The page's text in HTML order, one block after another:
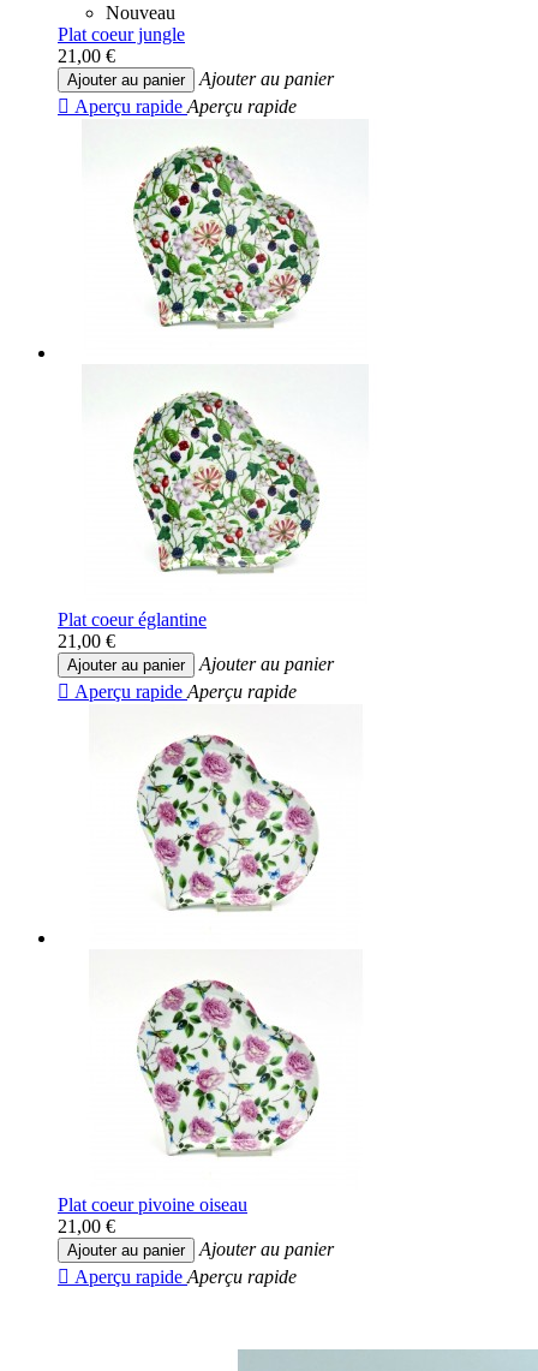
Nouveau
Plat coeur jungle
21,00 €
Ajouter au panier
Ajouter au panier
 Aperçu rapide Aperçu rapide
Plat coeur églantine
21,00 €
Ajouter au panier
Ajouter au panier
 Aperçu rapide Aperçu rapide
Plat coeur pivoine oiseau
21,00 €
Ajouter au panier
Ajouter au panier
 Aperçu rapide Aperçu rapide